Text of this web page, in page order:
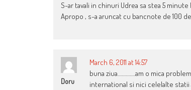
S-ar tavali in chinuri Udrea sa stea 5
Apropo , s-a aruncat cu bancnote de 100
Doru
March 6, 2011 at 14:57
buna ziua………….am o mica
international si nici celelalte